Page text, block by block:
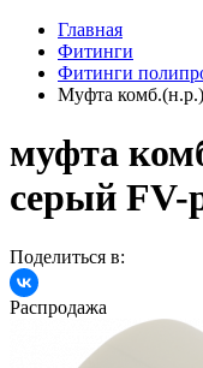
Главная
Фитинги
Фитинги
Муфта
муфта
серый FV-
Поделиться в:
Распродажа